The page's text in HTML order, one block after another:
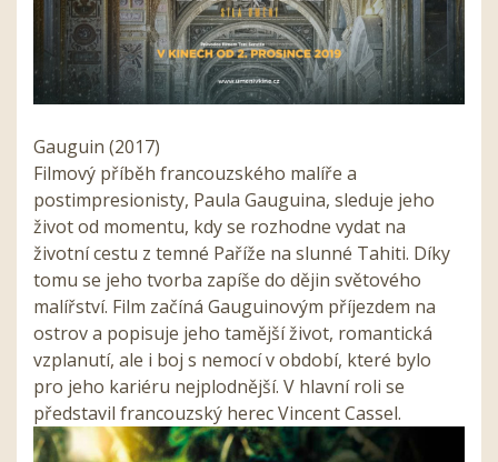
Gauguin (2017)
Filmový příběh francouzského malíře a
postimpresionisty, Paula Gauguina, sleduje jeho
život od momentu, kdy se rozhodne vydat na
životní cestu z temné Paříže na slunné Tahiti. Díky
tomu se jeho tvorba zapíše do dějin světového
malířství. Film začíná Gauguinovým příjezdem na
ostrov a popisuje jeho tamější život, romantická
vzplanutí, ale i boj s nemocí v období, které bylo
pro jeho kariéru nejplodnější. V hlavní roli se
představil francouzský herec Vincent Cassel.